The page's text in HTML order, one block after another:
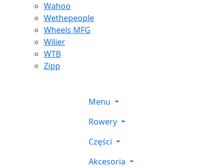
Wahoo
Wethepeople
Wheels MFG
Wilier
WTB
Zipp
Menu
Rowery
Części
Akcesoria